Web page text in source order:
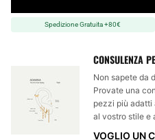
Spedizione Gratuita +80€
CONSULENZA
Non sapete da
Provate una
pezzi più adatti
al vostro stile e
VOGLIO UN